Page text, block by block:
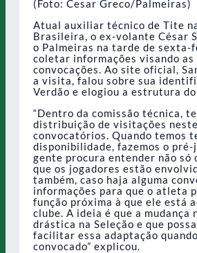
(Foto: Cesar Greco/Palmeiras)
Atual auxiliar técnico de Tite
Brasileira, o ex-volante César
o Palmeiras na tarde de sexta-
coletar informações visando as
convocações. Ao site oficial,
a visita, falou sobre sua
Verdão e elogiou a estrutura
“Dentro da comissão técnica,
distribuição de visitações
convocatórios. Quando temos
disponibilidade, fazemos o pré-
gente procura entender não só
que os jogadores estão
também, caso haja alguma
informações para que o atleta
função próxima à que ele está
clube. A ideia é que a mudança
drástica na Seleção e que
facilitar essa adaptação
convocado” explicou.